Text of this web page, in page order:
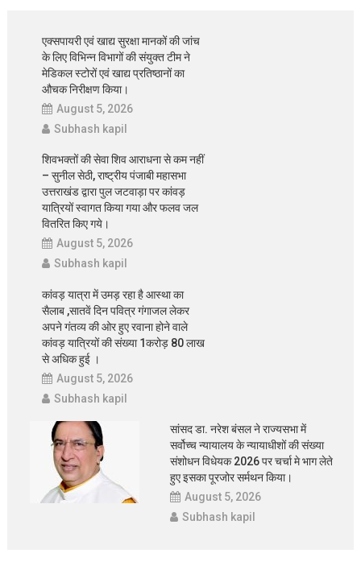
एक्सपायरी एवं खाद्य सुरक्षा मानकों की जांच
के लिए विभिन्न विभागों की संयुक्त टीम ने
मेडिकल स्टोरों एवं खाद्य प्रतिष्ठानों का
औचक निरीक्षण किया।
August 5, 2026
Subhash kapil
शिवभक्तों की सेवा शिव आराधना से कम नहीं
– सुनील सेठी, राष्ट्रीय पंजाबी महासभा
उत्तराखंड द्वारा पुल जटवाड़ा पर कांवड़
यात्रियों स्वागत किया गया और फलव जल
वितरित किए गये।
August 5, 2026
Subhash kapil
कांवड़ यात्रा में उमड़ रहा है आस्था का
सैलाब ,सातवें दिन पवित्र गंगाजल लेकर
अपने गंतव्य की ओर हुए रवाना होने वाले
कांवड़ यात्रियों की संख्या 1करोड़ 80 लाख
से अधिक हुई ।
August 5, 2026
Subhash kapil
सांसद डा. नरेश बंसल ने राज्यसभा में
सर्वोच्च न्यायालय के न्यायाधीशों की संख्या
संशोधन विधेयक 2026 पर चर्चा मे भाग लेते
हुए इसका पूरजोर सर्मथन किया।
August 5, 2026
Subhash kapil